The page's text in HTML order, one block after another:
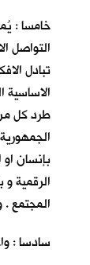
خامسا :
التواصل
تبادل
الاساسية
طرد كل
بإنسان او
الرقمية
المجتمع
سادسا :